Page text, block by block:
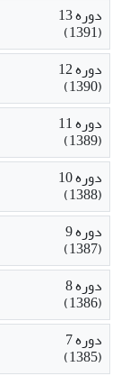
دوره 13
(1391)
دوره 12
(1390)
دوره 11
(1389)
دوره 10
(1388)
دوره 9
(1387)
دوره 8
(1386)
دوره 7
(1385)